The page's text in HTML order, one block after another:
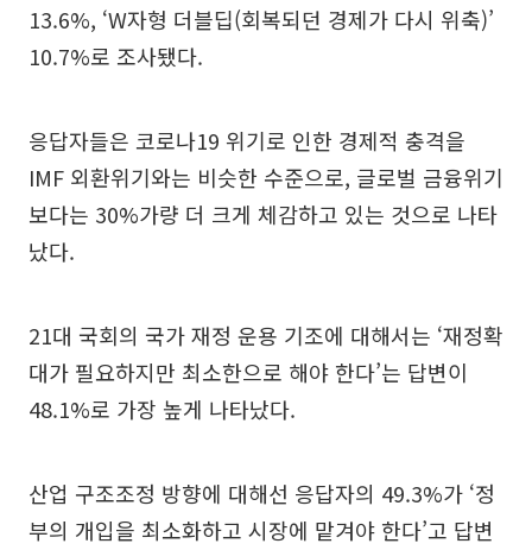
13.6%, ‘W자형 더블딥(회복되던 경제가 다시 위축)’
10.7%로 조사됐다.
응답자들은 코로나19 위기로 인한 경제적 충격을
IMF 외환위기와는 비슷한 수준으로, 글로벌 금융위기
보다는 30%가량 더 크게 체감하고 있는 것으로 나타
났다.
21대 국회의 국가 재정 운용 기조에 대해서는 ‘재정확
대가 필요하지만 최소한으로 해야 한다’는 답변이
48.1%로 가장 높게 나타났다.
산업 구조조정 방향에 대해선 응답자의 49.3%가 ‘정
부의 개입을 최소화하고 시장에 맡겨야 한다’고 답변